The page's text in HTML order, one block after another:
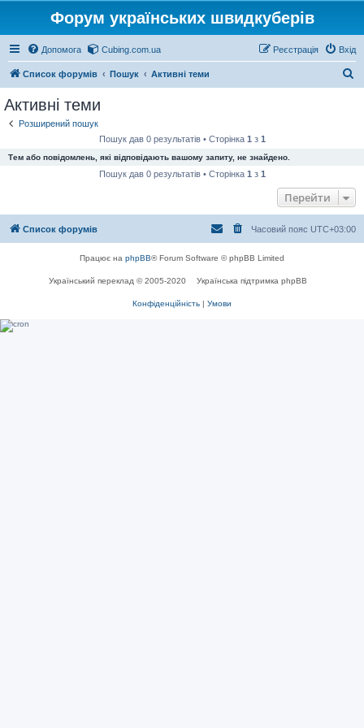
Форум українських швидкуберів
Допомога Cubing.com.ua Вхід
Реєстрація
Список форумів Пошук Активні теми
Активні теми
Розширений пошук
Пошук дав 0 результатів • Сторінка 1 з 1
Тем або повідомлень, які відповідають вашому запиту, не знайдено.
Пошук дав 0 результатів • Сторінка 1 з 1
Перейти
Список форумів Часовий пояс UTC+03:00
Працює на phpBB® Forum Software © phpBB Limited
Український переклад © 2005-2020 Українська підтримка phpBB
Конфіденційність | Умови